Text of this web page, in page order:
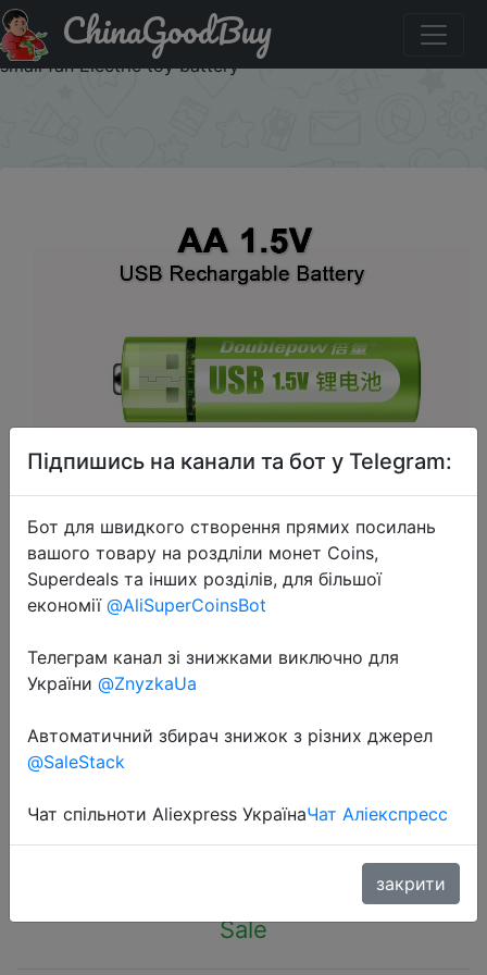
Знижка на 1.5V AA rechargeable battery 1800mWh USB
AA rechargeable li-ion battery for remote control mouse
small fan Electric toy battery
ChinaGoodBuy
1.5V AA rechargeable battery
1800mWh USB AA rechargeable li-
ion battery for remote control mouse
small fan Electric toy battery
284 руб.
Sale
Підпишись на канали та бот у Telegram:
Бот для швидкого створення прямих посилань
вашого товару на роздліли монет Coins,
Superdeals та інших розділів, для більшої
економії @AliSuperCoinsBot
Телеграм канал зі знижками виключно для
України @ZnyzkaUa
Автоматичний збирач знижок з різних джерел
@SaleStack
Чат спільноти Aliexpress УкраїнаЧат Аліекспресс
закрити